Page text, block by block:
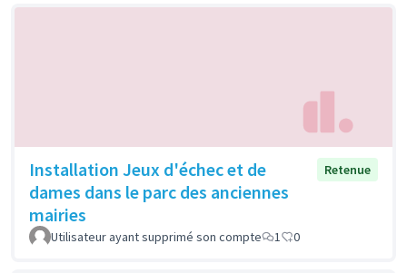
Installation Jeux d'échec et de
dames dans le parc des anciennes
mairies
Retenue
Utilisateur ayant supprimé son compte 1 0